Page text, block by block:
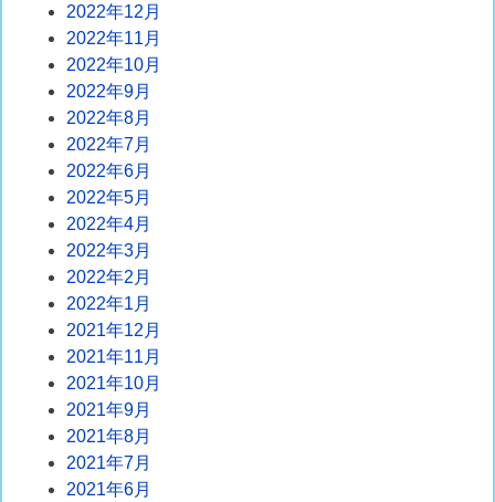
2022年12月
2022年11月
2022年10月
2022年9月
2022年8月
2022年7月
2022年6月
2022年5月
2022年4月
2022年3月
2022年2月
2022年1月
2021年12月
2021年11月
2021年10月
2021年9月
2021年8月
2021年7月
2021年6月